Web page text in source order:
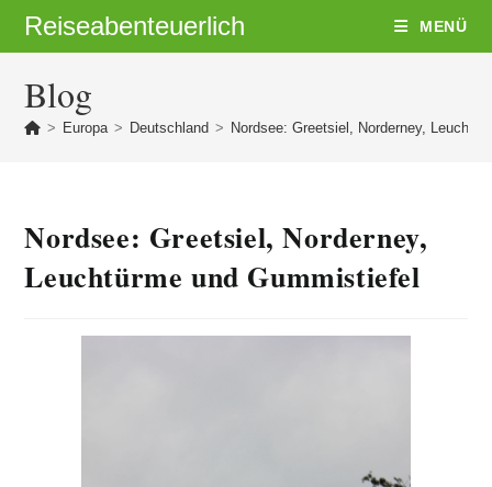
InhaltReiseabenteuerlich MENÜ
Blog
> Europa > Deutschland > Nordsee: Greetsiel, Norderney,
Nordsee: Greetsiel, Norderney,
Leuchtürme und Gummistiefel